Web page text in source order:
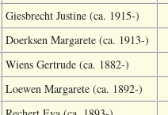
Giesbrecht Justine (ca. 1915-)
Doerksen Margarete (ca. 1913-)
Wiens Gertrude (ca. 1882-)
Loewen Margarete (ca. 1892-)